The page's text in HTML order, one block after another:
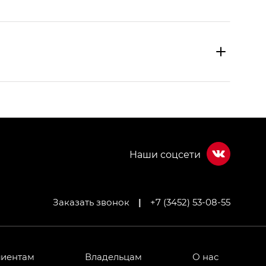
— GB AWD, Джи Эль Полный привод —
Заказать звонок | +7 (3452) 53-08-55
Владельцам О нас